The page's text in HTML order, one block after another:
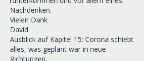
Nachdenken.
Vielen Dank
David
Ausblick auf Kapitel 15: Corona schiebt
alles, was geplant war in neue
Richtungen.